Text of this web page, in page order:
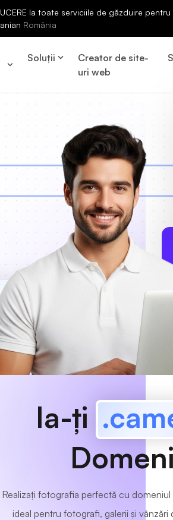
la toate serviciile de găzduire
România
Soluții
Creator de site-
uri web
MyCafe
Ia-ți
Realizați fotografia perfectă cu domeniul
ideal pentru fotografi, galerii și vânzări